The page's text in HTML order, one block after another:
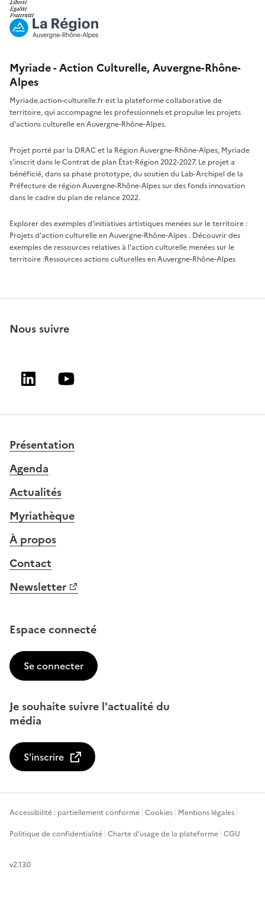
Myriade - Action Culturelle, Auvergne-Rhône-
Alpes
Myriade.action-culturelle.fr est la plateforme collaborative de
territoire, qui accompagne les professionnels et propulse les projets
d'actions culturelle en Auvergne-Rhône-Alpes.
Projet porté par la DRAC et la Région Auvergne-Rhône-Alpes, Myriade
s'inscrit dans le Contrat de plan État-Région 2022-2027. Le projet a
bénéficié, dans sa phase prototype, du soutien du Lab-Archipel de la
Préfecture de région Auvergne-Rhône-Alpes sur des fonds innovation
dans le cadre du plan de relance 2022.
Explorer des exemples d’initiatives artistiques menées sur le territoire :
Projets d’action culturelle en Auvergne-Rhône-Alpes . Découvrir des
exemples de ressources relatives à l'action culturelle menées sur le
territoire :Ressources actions culturelles en Auvergne-Rhône-Alpes
Nous suivre
LinkedinYoutube
Présentation
Agenda
Actualités
Myriathèque
À propos
Contact
Newsletter
Espace connecté
Se connecter
Je souhaite suivre l'actualité du
média
S'inscrire
Accessibilité : partiellement conforme Cookies Mentions légales
Politique de confidentialité Charte d'usage de la plateforme CGU
v2.13.0